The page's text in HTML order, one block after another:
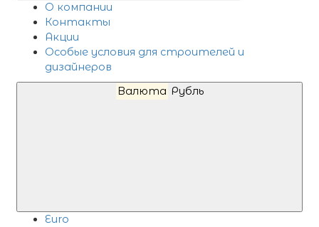
О компании
Контакты
Акции
Особые условия для строителей и
дизайнеров
Валюта Рубль
Euro